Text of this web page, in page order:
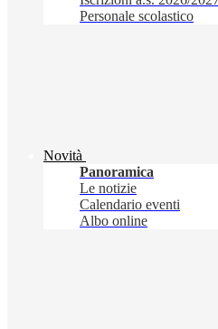
Personale scolastico
Novità
Panoramica
Le notizie
Calendario eventi
Albo online